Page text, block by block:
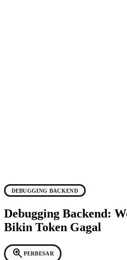
DEBUGGING BACKEND
Debugging Backend:
Bikin Token Gagal
zoom_in PERBESAR